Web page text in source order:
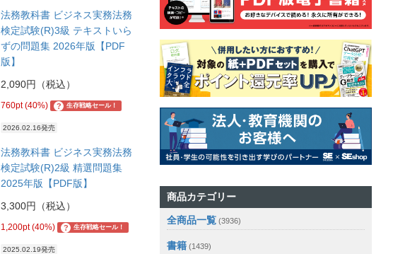
法務教科書 ビジネス実務法務
検定試験(R)3級 テキストいら
ずの問題集 2026年版【PDF
版】
2,090円（税込）
760pt (40%) ? 生存戦略セール！
2026.02.16発売
法務教科書 ビジネス実務法務
検定試験(R)2級 精選問題集
2025年版【PDF版】
3,300円（税込）
1,200pt (40%) ? 生存戦略セール！
2025.02.19発売
商品カテゴリー
全商品一覧 (3936)
書籍 (1439)